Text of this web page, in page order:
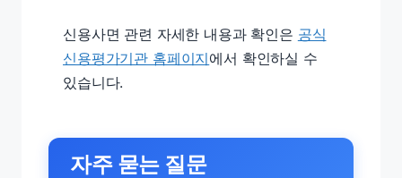
신용사면 관련 자세한 내용과 확인은 공식
신용평가기관 홈페이지에서 확인하실 수
있습니다.
자주 묻는 질문